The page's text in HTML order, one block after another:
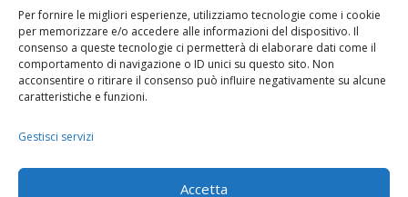
Per fornire le migliori esperienze, utilizziamo tecnologie come i cookie
per memorizzare e/o accedere alle informazioni del dispositivo. Il
consenso a queste tecnologie ci permetterà di elaborare dati come il
comportamento di navigazione o ID unici su questo sito. Non
acconsentire o ritirare il consenso può influire negativamente su alcune
caratteristiche e funzioni.
Gestisci servizi
Accetta
ARTICOLI-SITEMAP